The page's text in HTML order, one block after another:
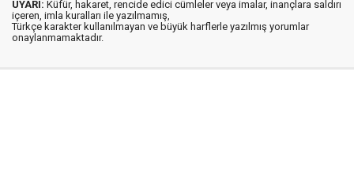
UYARI: Küfür, hakaret, rencide edici cümleler veya imalar, inançlara saldırı
içeren, imla kuralları ile yazılmamış,
Türkçe karakter kullanılmayan ve büyük harflerle yazılmış yorumlar
onaylanmamaktadır.